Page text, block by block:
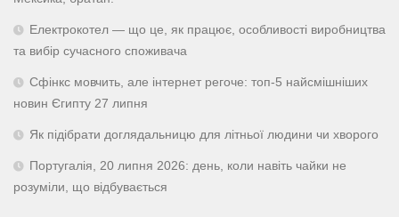
Електрокотел — що це, як працює, особливості виробництва
та вибір сучасного споживача
Сфінкс мовчить, але інтернет регоче: топ-5 найсмішніших
новин Єгипту 27 липня
Як підібрати доглядальницю для літньої людини чи хворого
Португалія, 20 липня 2026: день, коли навіть чайки не
розуміли, що відбувається